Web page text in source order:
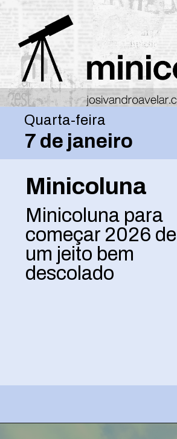
Minicoluna
Minicoluna para
começar 2026 de
um jeito bem
descolado
Quarta-feira
7 de janeiro